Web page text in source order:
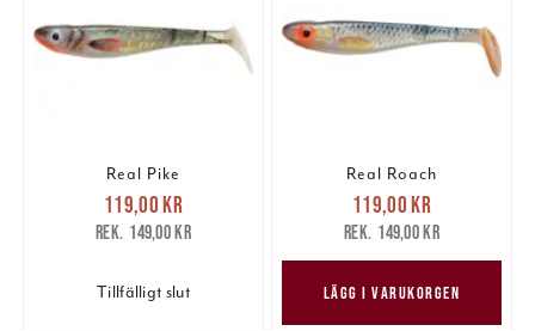
Real Pike
Nuvarande pris
119,00 krTidigare pris
149,00 kr
119,00 kr
149,00 kr
Tillfälligt slut
Real Roach
Nuvarande pris
119,00 krTidigare pris
149,00 kr
119,00 kr
149,00 kr
LÄGG I VARUKORGEN